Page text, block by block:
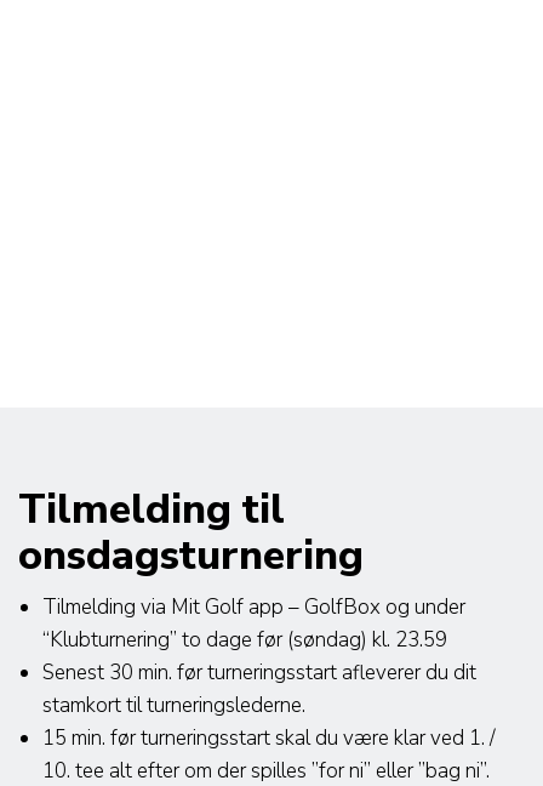
Tilmelding til
onsdagsturnering
Tilmelding via Mit Golf app – GolfBox og under
“Klubturnering” to dage før (søndag) kl. 23.59
Senest 30 min. før turneringsstart afleverer du dit
stamkort til turneringslederne.
15 min. før turneringsstart skal du være klar ved 1. /
10. tee alt efter om der spilles ”for ni” eller ”bag ni”.